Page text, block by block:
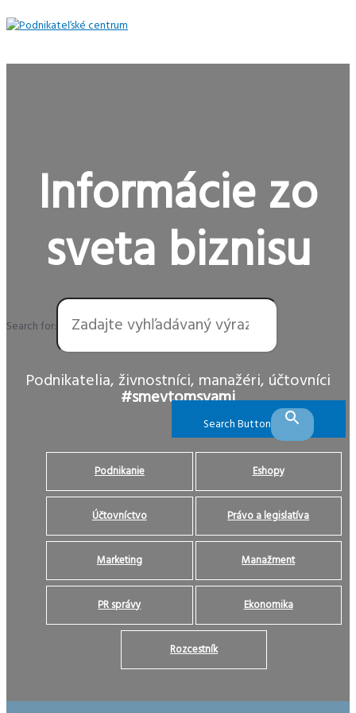
Preskočiť
na
Menu
Informácie zo
sveta biznisu
Search for:
Search Button
Podnikatelia, živnostníci, manažéri, účtovníci
#smevtomsvami
Podnikanie Eshopy
Účtovníctvo Právo a legislatíva
Marketing Manažment
PR správy Ekonomika
Rozcestník